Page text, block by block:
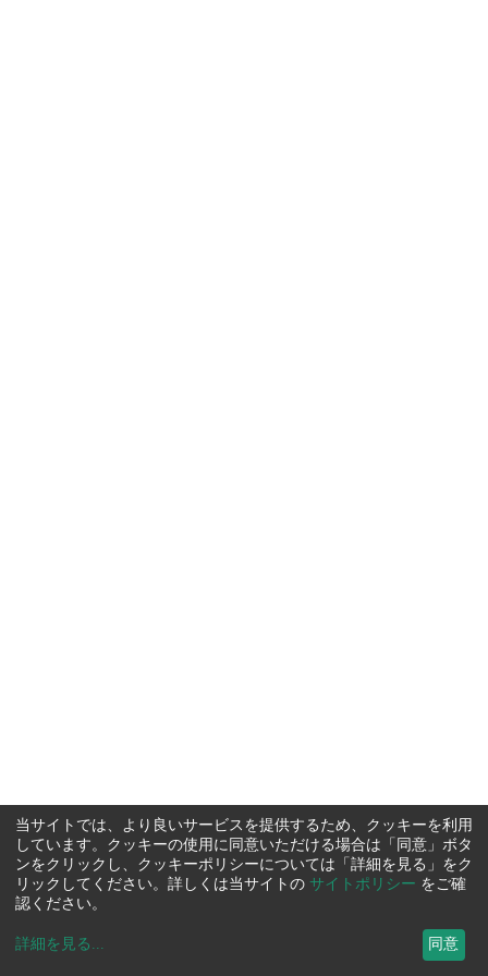
当サイトでは、より良いサービスを提供するため、クッキーを利用
しています。クッキーの使用に同意いただける場合は「同意」ボタ
ンをクリックし、クッキーポリシーについては「詳細を見る」をク
リックしてください。詳しくは当サイトの サイトポリシー をご確
認ください。
詳細を見る ... 同意